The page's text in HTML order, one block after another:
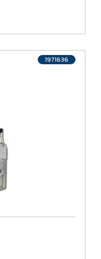
1971636